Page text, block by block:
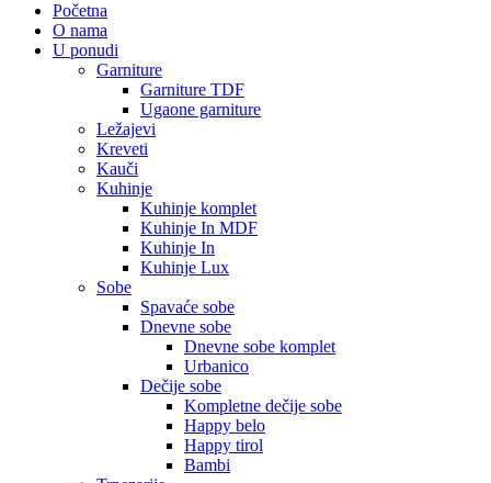
Početna
O nama
U ponudi
Garniture
Garniture TDF
Ugaone garniture
Ležajevi
Kreveti
Kauči
Kuhinje
Kuhinje komplet
Kuhinje In MDF
Kuhinje In
Kuhinje Lux
Sobe
Spavaće sobe
Dnevne sobe
Dnevne sobe komplet
Urbanico
Dečije sobe
Kompletne dečije sobe
Happy belo
Happy tirol
Bambi